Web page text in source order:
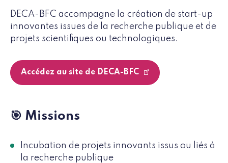
DECA-BFC accompagne la création de start-up
innovantes issues de la recherche publique et de
projets scientifiques ou technologiques.
Accédez au site de DECA-BFC
🎯 Missions
Incubation de projets innovants issus ou liés à
la recherche publique